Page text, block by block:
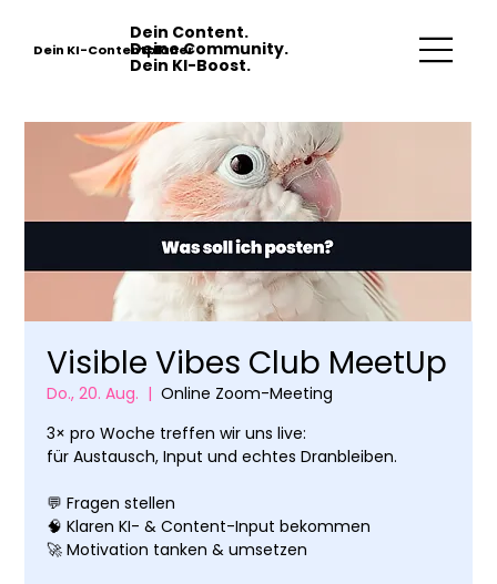
Dein Content.
Deine Community.
Dein KI-Boost.
Dein KI-Contentplaner
Visible Vibes Club MeetUp
Do., 20. Aug.
  |
Online Zoom-Meeting
3× pro Woche treffen wir uns live:
für Austausch, Input und echtes Dranbleiben.
💬 Fragen stellen
🧠 Klaren KI- & Content-Input bekommen
🚀 Motivation tanken & umsetzen